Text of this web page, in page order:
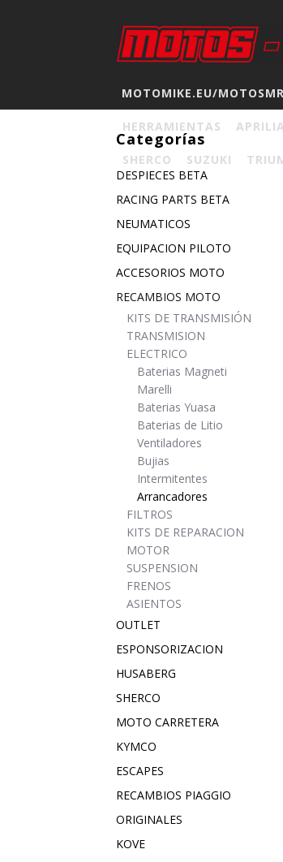
MOTOMIKE.EU/
HERRAMIENTAS APRILIA
SHERCO SUZUKI
Categorías
DESPIECES BETA
RACING PARTS BETA
NEUMATICOS
EQUIPACION PILOTO
ACCESORIOS MOTO
RECAMBIOS MOTO
KITS DE TRANSMISIÓN
TRANSMISION
ELECTRICO
Baterias Magneti
Marelli
Baterias Yuasa
Baterias de Litio
Ventiladores
Bujias
Intermitentes
Arrancadores
FILTROS
KITS DE REPARACION
MOTOR
SUSPENSION
FRENOS
ASIENTOS
OUTLET
ESPONSORIZACION
HUSABERG
SHERCO
MOTO CARRETERA
KYMCO
ESCAPES
RECAMBIOS PIAGGIO
ORIGINALES
KOVE